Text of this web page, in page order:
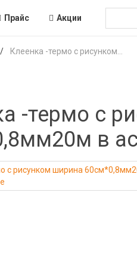
Прайс Акции
Клеенка -термо с рисунком...
-термо с
в